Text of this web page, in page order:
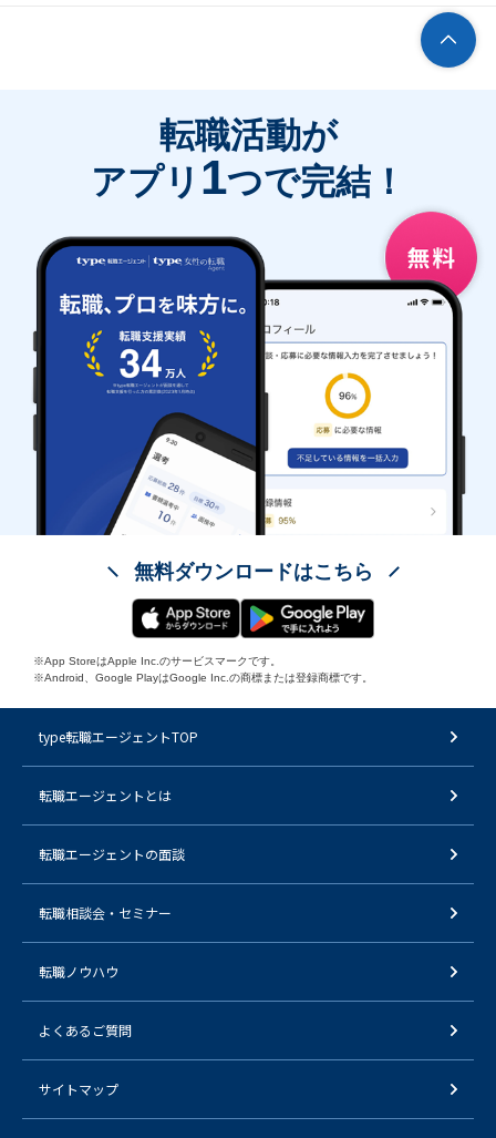
転職活動が
アプリ 1つで完結！
無料ダウンロードはこちら
※App StoreはApple Inc.のサービスマークです。
※Android、Google PlayはGoogle Inc.の商標または登録商標です。
type転職エージェントTOP
転職エージェントとは
転職エージェントの面談
転職相談会・セミナー
転職ノウハウ
よくあるご質問
サイトマップ